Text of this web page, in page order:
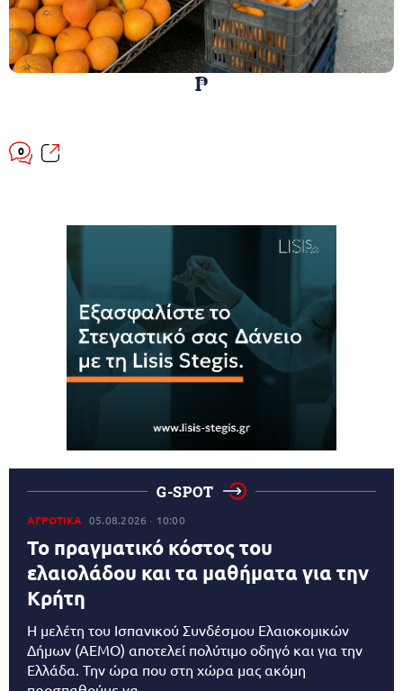
0
G-SPOT
ΑΓΡΟΤΙΚΑ 05.08.2026 10:00
Το πραγματικό κόστος του
ελαιολάδου και τα μαθήματα για την
Κρήτη
Η μελέτη του Ισπανικού Συνδέσμου Ελαιοκομικών
Δήμων (AEMO) αποτελεί πολύτιμο οδηγό και για την
Ελλάδα. Την ώρα που στη χώρα μας ακόμη